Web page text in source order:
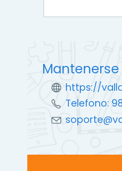
https://
Telefono: